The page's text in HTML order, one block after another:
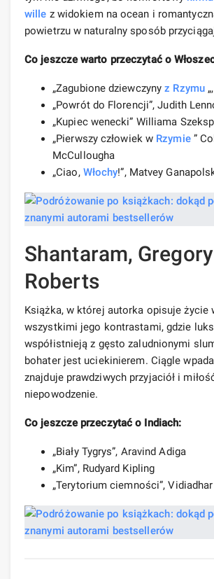
wille z widokiem na ocean i
powietrzu w naturalny sposób
Co jeszcze warto przeczytać o
„Zagubione dziewczynyz Rzymu
„Powrót do Florencji”, Judith
„Kupiec wenecki” Williama
„Pierwszy człowiek w Rzymie”
McCullougha
„Ciao, Włochy!”, Matvey
Shantaram,
Roberts
Książka, w której autorka opisuje życie
wszystkimi jego kontrastami, gdzie
współistnieją z gęsto zaludnionymi
bohater jest uciekinierem. Ciągle
znajduje prawdziwych przyjaciół i
niepowodzenie.
Co jeszcze przeczytać o Indiach:
„Biały Tygrys”, Aravind Adiga
„Kim”, Rudyard Kipling
„Terytorium ciemności”,